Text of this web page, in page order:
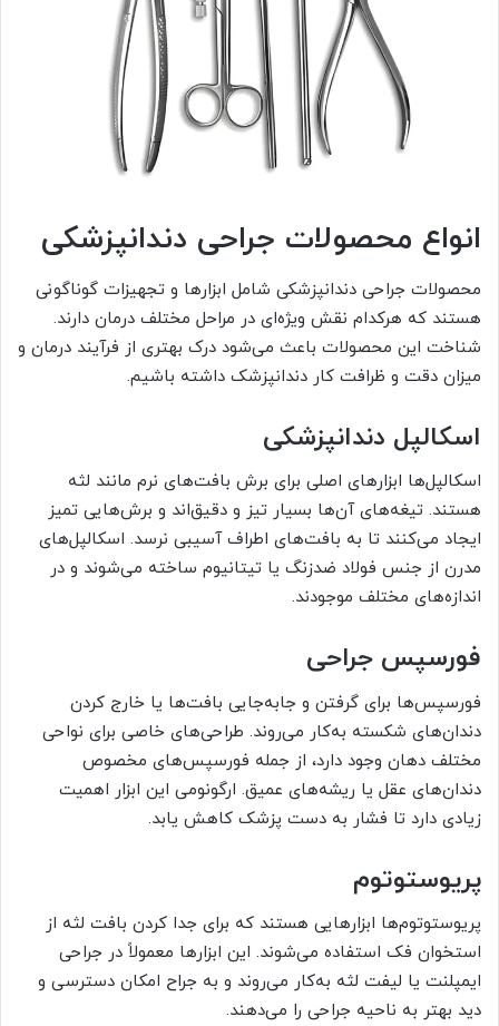
انواع محصولات جراحی دندانپزشکی
محصولات جراحی دندانپزشکی شامل ابزارها و تجهیزات گوناگونی
هستند که هرکدام نقش ویژه‌ای در مراحل مختلف درمان دارند.
شناخت این محصولات باعث می‌شود درک بهتری از فرآیند درمان و
میزان دقت و ظرافت کار دندانپزشک داشته باشیم.
اسکالپل دندانپزشکی
اسکالپل‌ها ابزارهای اصلی برای برش بافت‌های نرم مانند لثه
هستند. تیغه‌های آن‌ها بسیار تیز و دقیق‌اند و برش‌هایی تمیز
ایجاد می‌کنند تا به بافت‌های اطراف آسیبی نرسد. اسکالپل‌های
مدرن از جنس فولاد ضدزنگ یا تیتانیوم ساخته می‌شوند و در
اندازه‌های مختلف موجودند.
فورسپس جراحی
فورسپس‌ها برای گرفتن و جابه‌جایی بافت‌ها یا خارج کردن
دندان‌های شکسته به‌کار می‌روند. طراحی‌های خاصی برای نواحی
مختلف دهان وجود دارد، از جمله فورسپس‌های مخصوص
دندان‌های عقل یا ریشه‌های عمیق. ارگونومی این ابزار اهمیت
زیادی دارد تا فشار به دست پزشک کاهش یابد.
پریوستوتوم
پریوستوتوم‌ها ابزارهایی هستند که برای جدا کردن بافت لثه از
استخوان فک استفاده می‌شوند. این ابزارها معمولاً در جراحی
ایمپلنت یا لیفت لثه به‌کار می‌روند و به جراح امکان دسترسی و
دید بهتر به ناحیه جراحی را می‌دهند.